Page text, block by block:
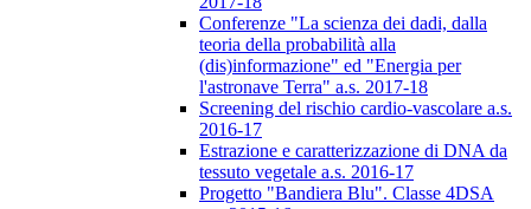
Conferenze "La scienza dei dadi, dalla
teoria della probabilità alla
(dis)informazione" ed "Energia per
l'astronave Terra" a.s. 2017-18
Screening del rischio cardio-vascolare a.s.
2016-17
Estrazione e caratterizzazione di DNA da
tessuto vegetale a.s. 2016-17
Progetto "Bandiera Blu". Classe 4DSA